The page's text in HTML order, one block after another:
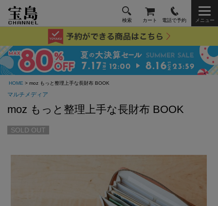
検索 カート 電話で予約 メニュー
HOME > moz もっと整理上手な長財布 BOOK
マルチメディア
moz もっと整理上手な長財布 BOOK
SOLD OUT